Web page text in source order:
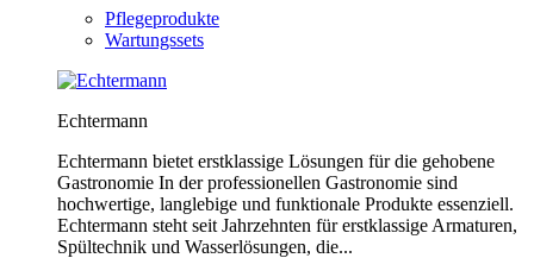
Pflegeprodukte
Wartungssets
Echtermann
Echtermann bietet erstklassige Lösungen für die gehobene
Gastronomie In der professionellen Gastronomie sind
hochwertige, langlebige und funktionale Produkte essenziell.
Echtermann steht seit Jahrzehnten für erstklassige Armaturen,
Spültechnik und Wasserlösungen, die...